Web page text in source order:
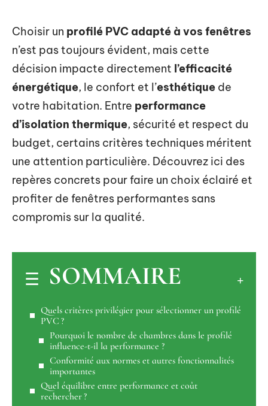
Choisir un profilé PVC adapté à vos fenêtres
n’est pas toujours évident, mais cette
décision impacte directement l’efficacité
énergétique, le confort et l’esthétique de
votre habitation. Entre performance
d’isolation thermique, sécurité et respect du
budget, certains critères techniques méritent
une attention particulière. Découvrez ici des
repères concrets pour faire un choix éclairé et
profiter de fenêtres performantes sans
compromis sur la qualité.
SOMMAIRE
Quels critères privilégier pour sélectionner un profilé
PVC ?
Pourquoi le nombre de chambres dans le profilé
influence-t-il la performance ?
Conformité aux normes et autres fonctionnalités
importantes
Quel équilibre entre performance et coût
rechercher ?